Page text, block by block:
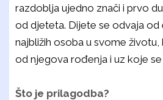
razdoblja ujedno znači i prvo
od djeteta. Dijete se odvaja od
najbližih osoba u svome
od njegova rođenja i uz koje
Što je prilagodba?